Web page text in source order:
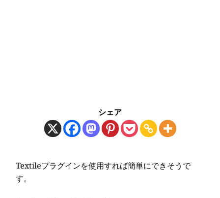
シェア
Textileプラグインを使用すれば簡単にできそうで
す。